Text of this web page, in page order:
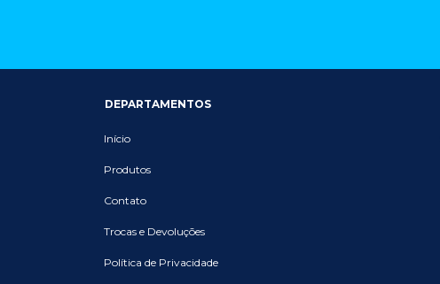
DEPARTAMENTOS
Início
Produtos
Contato
Trocas e Devoluções
Política de Privacidade